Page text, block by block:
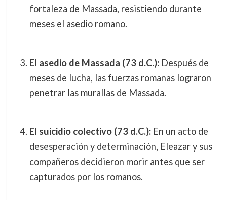
fortaleza de Massada, resistiendo durante
meses el asedio romano.
El asedio de Massada (73 d.C.):Después de
meses de lucha, las fuerzas romanas lograron
penetrar las murallas de Massada.
El suicidio colectivo (73 d.C.):En un acto de
desesperación y determinación, Eleazar y sus
compañeros decidieron morir antes que ser
capturados por los romanos.